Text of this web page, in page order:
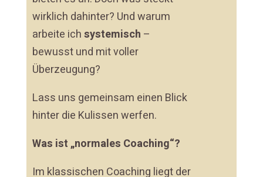
wirklich dahinter? Und warum
arbeite ichsystemisch –
bewusst und mit voller
Überzeugung?
Lass uns gemeinsam einen Blick
hinter die Kulissen werfen.
Was ist „normales Coaching“?
Im klassischen Coaching liegt der